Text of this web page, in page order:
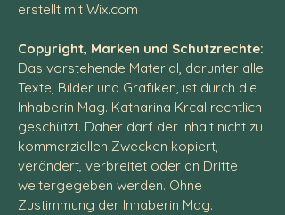
erstellt mit Wix.com
Copyright, Marken und Schutzrechte:
Das vorstehende Material, darunter alle
Texte, Bilder und Grafiken, ist durch die
Inhaberin Mag. Katharina Krcal rechtlich
geschützt. Daher darf der Inhalt nicht zu
kommerziellen Zwecken kopiert,
verändert, verbreitet oder an Dritte
weitergegeben werden. Ohne
Zustimmung der Inhaberin Mag.